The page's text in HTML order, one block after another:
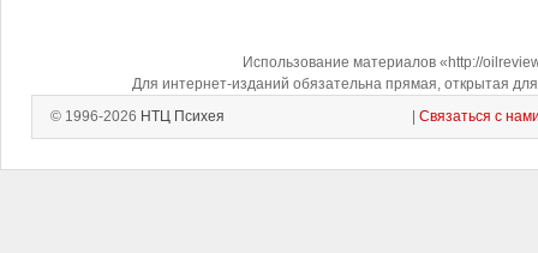
Использование материалов «http://
Для интернет-изданий обязательна прямая, открытая
© 1996-2026 НТЦ Психея Связаться с